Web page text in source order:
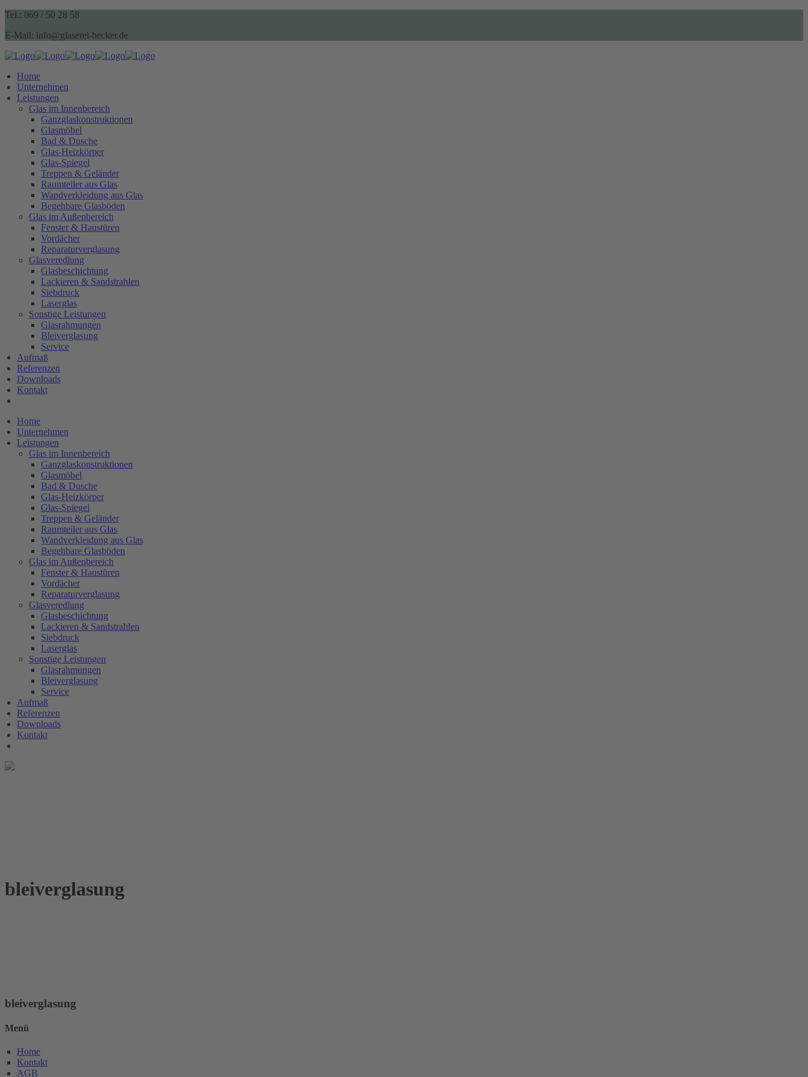
Tel.: 069 / 50 28 58
E-Mail: info@glaserei-becker.de
Home
Unternehmen
Leistungen
Glas im Innenbereich
Ganzglaskonstruktionen
Glasmöbel
Bad & Dusche
Glas-Heizkörper
Glas-Spiegel
Treppen & Geländer
Raumteiler aus Glas
Wandverkleidung aus Glas
Begehbare Glasböden
Glas im Außenbereich
Fenster & Haustüren
Vordächer
Reparaturverglasung
Glasveredlung
Glasbeschichtung
Lackieren & Sandstrahlen
Siebdruck
Laserglas
Sonstige Leistungen
Glasrahmungen
Bleiverglasung
Service
Aufmaß
Referenzen
Downloads
Kontakt
Home
Unternehmen
Leistungen
Glas im Innenbereich
Ganzglaskonstruktionen
Glasmöbel
Bad & Dusche
Glas-Heizkörper
Glas-Spiegel
Treppen & Geländer
Raumteiler aus Glas
Wandverkleidung aus Glas
Begehbare Glasböden
Glas im Außenbereich
Fenster & Haustüren
Vordächer
Reparaturverglasung
Glasveredlung
Glasbeschichtung
Lackieren & Sandstrahlen
Siebdruck
Laserglas
Sonstige Leistungen
Glasrahmungen
Bleiverglasung
Service
Aufmaß
Referenzen
Downloads
Kontakt
bleiverglasung
bleiverglasung
Menü
Home
Kontakt
AGB